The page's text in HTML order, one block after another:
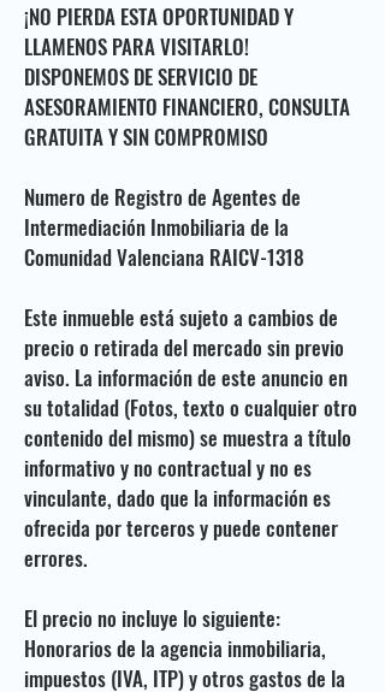
¡NO PIERDA ESTA OPORTUNIDAD Y
LLAMENOS PARA VISITARLO!
DISPONEMOS DE SERVICIO DE
ASESORAMIENTO FINANCIERO, CONSULTA
GRATUITA Y SIN COMPROMISO
Numero de Registro de Agentes de
Intermediación Inmobiliaria de la
Comunidad Valenciana RAICV-1318
Este inmueble está sujeto a cambios de
precio o retirada del mercado sin previo
aviso. La información de este anuncio en
su totalidad (Fotos, texto o cualquier otro
contenido del mismo) se muestra a título
informativo y no contractual y no es
vinculante, dado que la información es
ofrecida por terceros y puede contener
errores.
El precio no incluye lo siguiente:
Honorarios de la agencia inmobiliaria,
impuestos (IVA, ITP) y otros gastos de la